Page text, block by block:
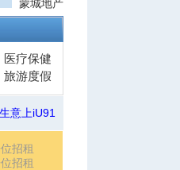
蒙城地产
医疗保健
旅游度假
意上iU91
招租
招租